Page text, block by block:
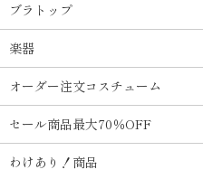
ブラトップ
楽器
オーダー注文コスチューム
セール商品最大70％OFF
わけあり！商品